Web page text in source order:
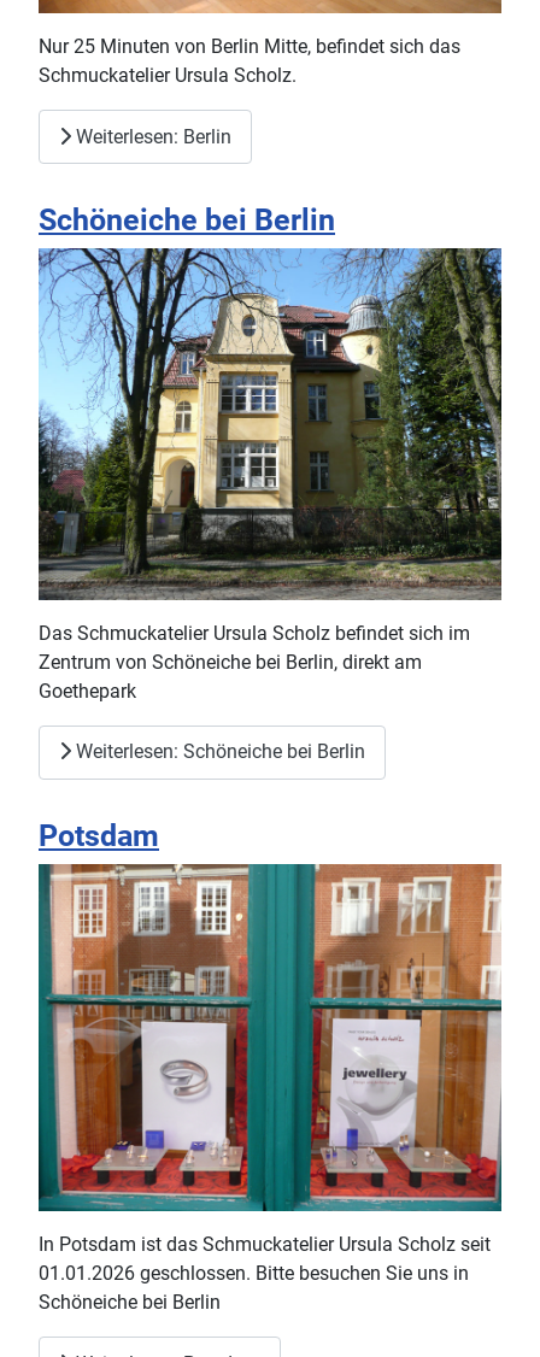
Nur 25 Minuten von Berlin Mitte, befindet sich das
Schmuckatelier Ursula Scholz.
Weiterlesen: Berlin
Schöneiche bei Berlin
Das Schmuckatelier Ursula Scholz befindet sich im
Zentrum von Schöneiche bei Berlin, direkt am
Goethepark
Weiterlesen: Schöneiche bei Berlin
Potsdam
In Potsdam ist das Schmuckatelier Ursula Scholz seit
01.01.2026 geschlossen. Bitte besuchen Sie uns in
Schöneiche bei Berlin